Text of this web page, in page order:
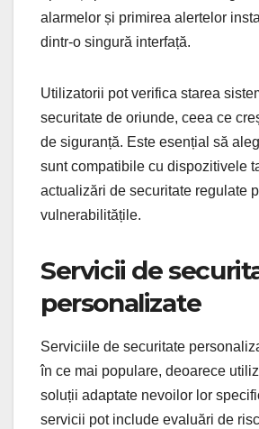
alarmelor și primirea alertelor
dintr-o singură interfață.
Utilizatorii pot verifica starea
securitate de oriunde, ceea ce
de siguranță. Este esențial să
sunt compatibile cu dispozitivele
actualizări de securitate regulate
vulnerabilitățile.
Servicii de
personalizate
Serviciile de securitate
în ce mai populare, deoarece
soluții adaptate nevoilor lor
servicii pot include evaluări de